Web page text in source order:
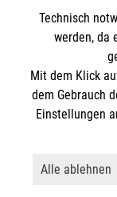
IBAN:
BIC:
Soziale
Der Malteser
gemeinnützige
Technisch
werden, da
Mit dem Klick
dem Gebrauch
Einstellungen
Alle ablehnen
Lehnt